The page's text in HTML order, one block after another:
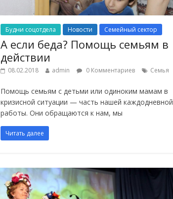
Будни соцотдела Новости Семейный сектор
А если беда? Помощь семьям в
действии
08.02.2018 admin 0 Комментариев Семья
Помощь семьям с детьми или одиноким мамам в
кризисной ситуации — часть нашей каждодневной
работы. Они обращаются к нам, мы
Читать далее